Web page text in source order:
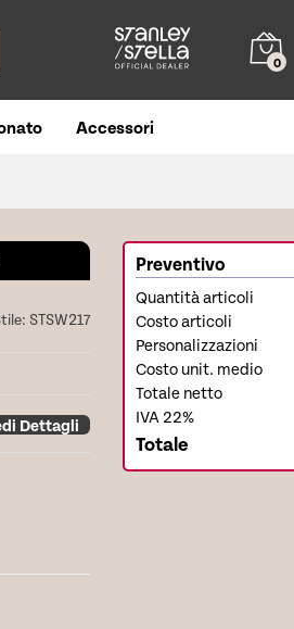
0
Accessori
STSW217
Dettagli
Preventivo
Quantità articoli
Costo articoli
Personalizzazioni
Costo unit. medio
Totale netto
IVA 22%
Totale